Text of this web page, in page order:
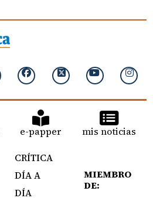
e-papper mis noticias
CRÍTICA
DÍA A
DÍA
MIEMBRO
DE: